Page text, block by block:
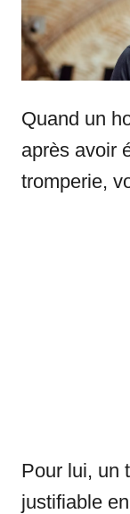
Quand un
après avoir
tromperie,
Pour lui, un
justifiable